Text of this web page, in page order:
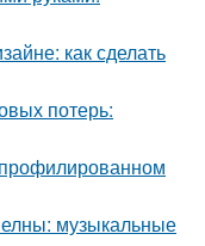
как сделать
потерь:
музыкальные